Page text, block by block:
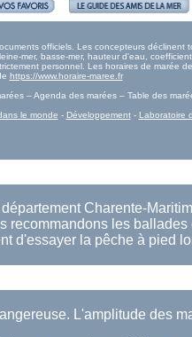
officiels. Les concepteurs déclinent
mer, basse-mer, hauteur d'eau,
personnel. Les horaires de marée
https://www.horaire-maree.fr
– Agenda des marées – Table des
le monde - Développement- Laboratoire
Charente-
recommandons les
d'essayer la pêche à pied
L'amplitude des